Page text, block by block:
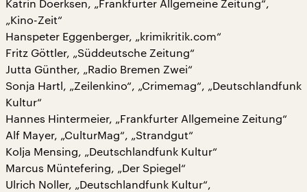
Katrin Doerksen, „Frankfurter Allgemeine Zeitung“,
„Kino-Zeit“
Hanspeter Eggenberger, „krimikritik.com“
Fritz Göttler, „Süddeutsche Zeitung“
Jutta Günther, „Radio Bremen Zwei“
Sonja Hartl, „Zeilenkino“, „Crimemag“, „Deutschlandfunk
Kultur“
Hannes Hintermeier, „Frankfurter Allgemeine Zeitung“
Alf Mayer, „CulturMag“, „Strandgut“
Kolja Mensing, „Deutschlandfunk Kultur“
Marcus Müntefering, „Der Spiegel“
Ulrich Noller, „Deutschlandfunk Kultur“,